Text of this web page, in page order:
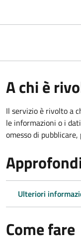
A chi è
Il servizio è rivolto a
le informazioni o i
omesso di pubblicare,
Ulteriori
Come fare